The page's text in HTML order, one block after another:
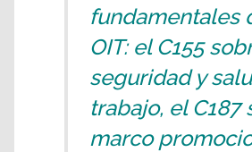
fundamentales
OIT: el C155
seguridad y
trabajo, el C187
marco